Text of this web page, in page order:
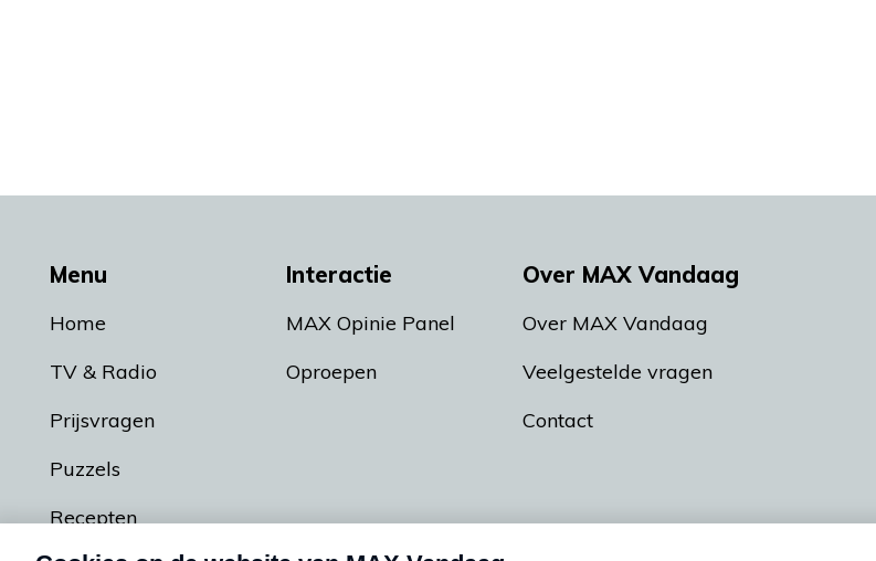
Menu
Home
TV & Radio
Prijsvragen
Puzzels
Recepten
Interactie
MAX Opinie Panel
Oproepen
Over MAX Vandaag
Over MAX Vandaag
Veelgestelde vragen
Contact